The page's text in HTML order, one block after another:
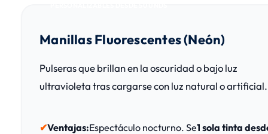
Manillas Fluorescentes (Neón)
Pulseras que brillan en la oscuridad o bajo luz
ultravioleta tras cargarse con luz natural o artificial.
Ventajas:Espectáculo nocturno. Se1 sola tinta